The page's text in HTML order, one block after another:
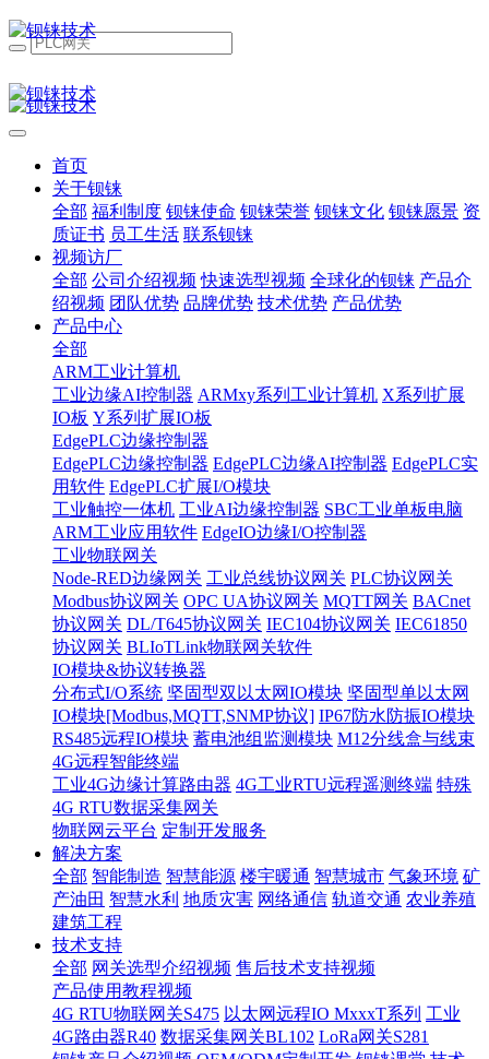
首页
关于钡铼
全部 福利制度 钡铼使命 钡铼荣誉 钡铼文化 钡铼愿景 资
质证书 员工生活 联系钡铼
视频访厂
全部 公司介绍视频 快速选型视频 全球化的钡铼 产品介
绍视频 团队优势 品牌优势 技术优势 产品优势
产品中心
全部
ARM工业计算机
工业边缘AI控制器 ARMxy系列工业计算机 X系列扩展
IO板 Y系列扩展IO板
EdgePLC边缘控制器
EdgePLC边缘控制器 EdgePLC边缘AI控制器 EdgePLC实
用软件 EdgePLC扩展I/O模块
工业触控一体机 工业AI边缘控制器 SBC工业单板电脑
ARM工业应用软件 EdgeIO边缘I/O控制器
工业物联网关
Node-RED边缘网关 工业总线协议网关 PLC协议网关
Modbus协议网关 OPC UA协议网关 MQTT网关 BACnet
协议网关 DL/T645协议网关 IEC104协议网关 IEC61850
协议网关 BLIoTLink物联网关软件
IO模块&协议转换器
分布式I/O系统 坚固型双以太网IO模块 坚固型单以太网
IO模块[Modbus,MQTT,SNMP协议] IP67防水防振IO模块
RS485远程IO模块 蓄电池组监测模块 M12分线盒与线束
4G远程智能终端
工业4G边缘计算路由器 4G工业RTU远程遥测终端 特殊
4G RTU数据采集网关
物联网云平台 定制开发服务
解决方案
全部 智能制造 智慧能源 楼宇暖通 智慧城市 气象环境 矿
产油田 智慧水利 地质灾害 网络通信 轨道交通 农业养殖
建筑工程
技术支持
全部 网关选型介绍视频 售后技术支持视频
产品使用教程视频
4G RTU物联网关S475 以太网远程IO MxxxT系列 工业
4G路由器R40 数据采集网关BL102 LoRa网关S281